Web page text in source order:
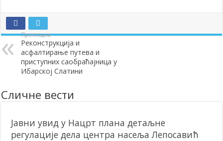
Полагањем венаца и свечаном академијом у Сочаници
Братске и пријатељске општине и грдови уручили поклон
ОБАВЕШТЕЊЕ – Бесплатан СкиПас 2024
Претходна
Реконструкција и
асфалтирање путева и
приступних саобраћајница у
Ибарској Слатини
Сличне вести
Јавни увид у Нацрт плана детаљне
регулације дела центра насеља Лепосавић